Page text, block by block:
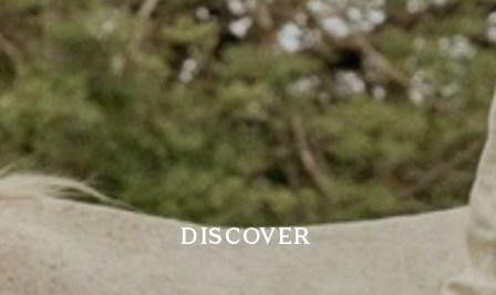
DISCOVER